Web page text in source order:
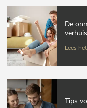
De
verhuis
Lees
Tips